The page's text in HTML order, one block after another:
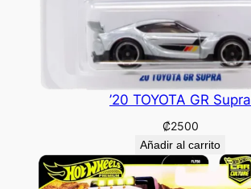
’20 TOYOTA GR Supra
₡2500
Añadir al carrito